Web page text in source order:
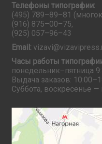
Телефоны типографии:
(495) 789–89–81
(916) 875–00–75,
(925) 057–96–43
Email:
Часы работы
понедельник–пятница
Выдача заказов:
Суббота, воскресенье